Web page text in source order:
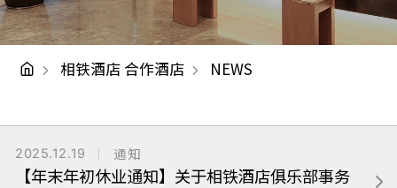
相铁酒店 合作酒店 NEWS
2025.12.19 通知
【年末年初休业通知】关于相铁酒店俱乐部事务